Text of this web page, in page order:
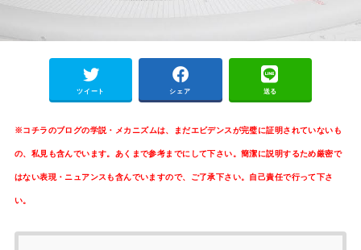
ツイート シェア 送る
※コチラのブログの学説・メカニズムは、まだエビデンスが完璧に証明されていないも
の、私見も含んでいます。あくまで参考までにして下さい。簡潔に説明するため厳密で
はない表現・ニュアンスも含んでいますので、ご了承下さい。自己責任で行って下さ
い。